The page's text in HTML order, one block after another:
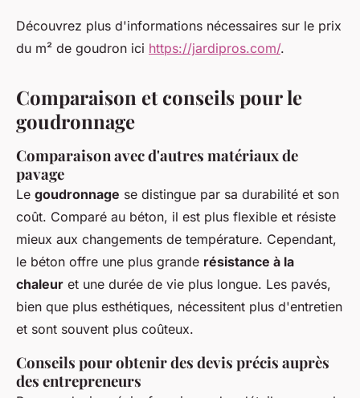
Découvrez plus d'informations nécessaires sur le prix
du m² de goudron ici https://jardipros.com/.
Comparaison et conseils pour le
goudronnage
Comparaison avec d'autres matériaux de
pavage
Le goudronnage se distingue par sa durabilité et son
coût. Comparé au béton, il est plus flexible et résiste
mieux aux changements de température. Cependant,
le béton offre une plus grande résistance à la
chaleur et une durée de vie plus longue. Les pavés,
bien que plus esthétiques, nécessitent plus d'entretien
et sont souvent plus coûteux.
Conseils pour obtenir des devis précis auprès
des entrepreneurs